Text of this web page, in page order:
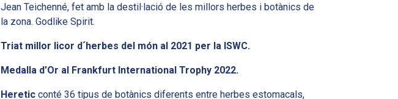
Jean Teichenné, fet amb la destil·lació de les millors herbes i botànics de
la zona. Godlike Spirit.
Triat millor licor d´herbes del món al 2021 per la ISWC.
Medalla d’Or al Frankfurt International Trophy 2022.
Heretic conté 36 tipus de botànics diferents entre herbes estomacals,